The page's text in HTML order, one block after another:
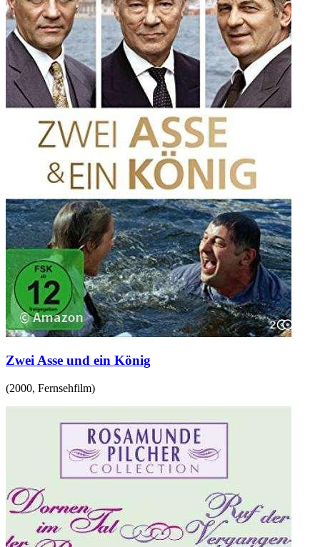
Zwei Asse und ein König
(2000, Fernsehfilm)